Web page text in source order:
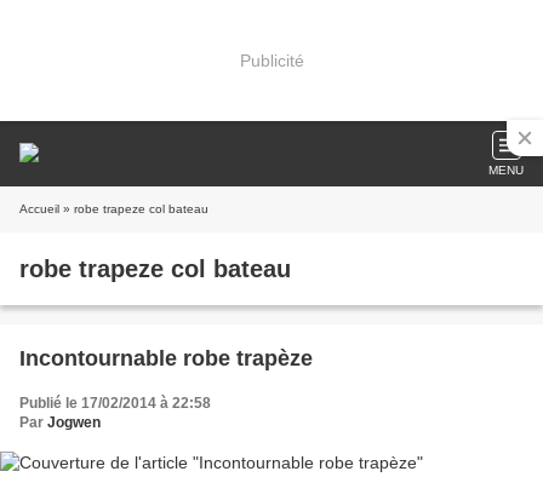
Publicité
MENU
Accueil » robe trapeze col bateau
robe trapeze col bateau
Incontournable robe trapèze
Publié le 17/02/2014 à 22:58
Par Jogwen